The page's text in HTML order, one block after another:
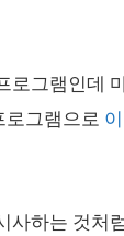
로그램인데
그램으로
사하는 것처